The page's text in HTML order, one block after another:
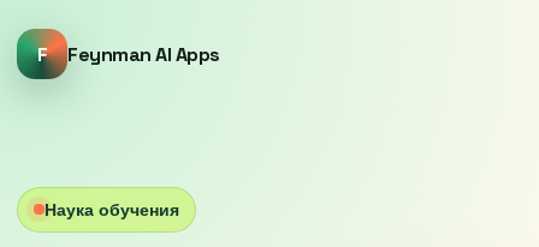
F Feynman AI Apps
Наука обучения